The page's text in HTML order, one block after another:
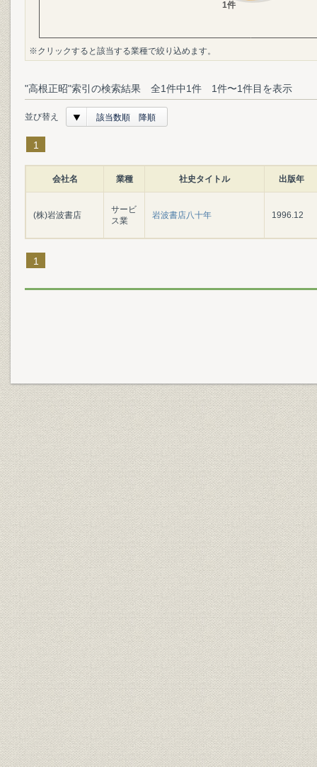
※クリックすると該当する業種で絞り込めます。
"高根正昭"索引の検索結果 全1件中1件 1件〜1件目を表示
並び替え 該当数順 降順
1
会社名 業種 社史タイトル 出版年
(株)岩波書店
サービ
ス業
岩波書店八十年 1996.12
1